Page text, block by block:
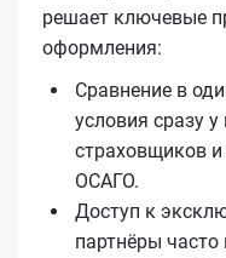
решает ключевые
оформления:
Сравнение в
условия сразу
страховщиков
ОСАГО.
Доступ к
партнёры